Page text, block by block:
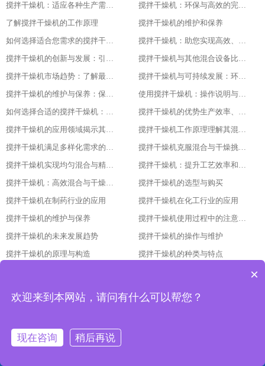
搅拌干燥机：适应各种生产需求的利器
搅拌干燥机：环保与高效的完美结合
了解搅拌干燥机的工作原理
搅拌干燥机的维护和保养
如何选择适合您需求的搅拌干燥机
搅拌干燥机：助您实现高效、低成本的干燥体验
搅拌干燥机的创新与发展：引领未来的技术进步随着科技的不断发展和进步
搅拌干燥机与其他混合设备比较：找出最适合您需求的设备
搅拌干燥机市场趋势：了解最新的技术与产品发展
搅拌干燥机与可持续发展：环保与节能的最佳实践
搅拌干燥机的维护与保养：保持设备长期稳定运行的关键
使用搅拌干燥机：操作说明与安全注意事项
如何选择合适的搅拌干燥机：指南与建议
搅拌干燥机的优势生产效率、产品质量与经济效益的结合
搅拌干燥机的应用领域揭示其广泛的使用范围
搅拌干燥机工作原理理解其混合与干燥过程的细节
搅拌干燥机满足多样化需求的强大工具
搅拌干燥机克服混合与干燥挑战的关键
搅拌干燥机实现均匀混合与精确控制的秘诀
搅拌干燥机：提升工艺效率和产量的必备设备
搅拌干燥机：高效混合与干燥的理想选择
搅拌干燥机的选型与购买
搅拌干燥机在制药行业的应用
搅拌干燥机在化工行业的应用
搅拌干燥机的维护与保养
搅拌干燥机使用过程中的注意事项
搅拌干燥机的未来发展趋势
搅拌干燥机的操作与维护
搅拌干燥机的原理与构造
搅拌干燥机的种类与特点
搅拌干燥机干燥大豆
×
欢迎来到本网站，请问有什么可以帮您？
现在咨询 稍后再说